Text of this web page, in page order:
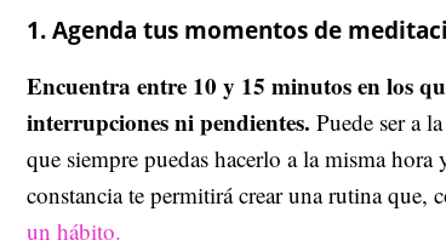
1. Agenda tus momentos de
Encuentra entre 10 y 15 minutos en los
interrupciones ni pendientes. Puede ser a
que siempre puedas hacerlo a la misma
constancia te permitirá crear una rutina que,
un hábito.